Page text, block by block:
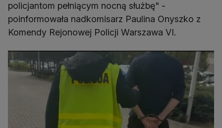
policjantom pełniącym nocną służbę" -
poinformowała nadkomisarz Paulina Onyszko z
Komendy Rejonowej Policji Warszawa VI.